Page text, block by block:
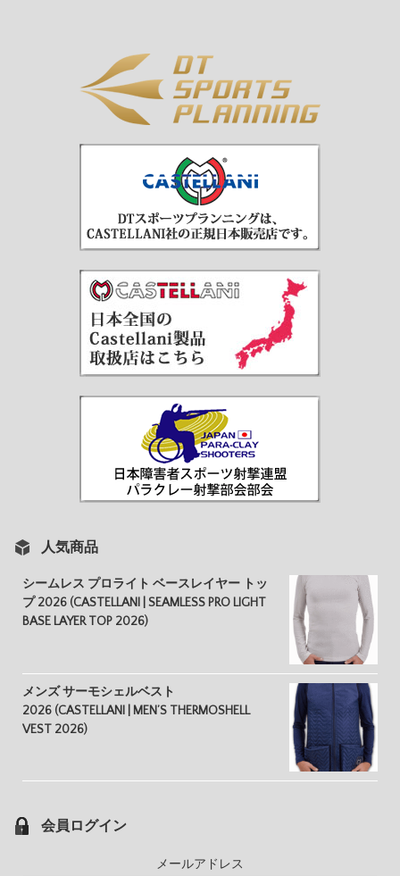
人気商品
シームレス プロライト ベースレイヤー トッ
プ 2026 (CASTELLANI | SEAMLESS PRO LIGHT
BASE LAYER TOP 2026)
メンズ サーモシェルベスト
2026 (CASTELLANI | MEN’S THERMOSHELL
VEST 2026)
会員ログイン
メールアドレス